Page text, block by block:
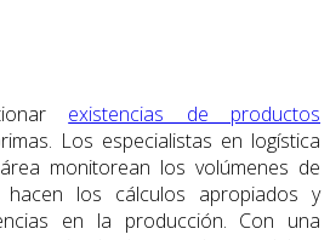
existencias de productos
Los especialistas en logística
monitorean los volúmenes de
hacen los cálculos apropiados y
en la producción. Con una